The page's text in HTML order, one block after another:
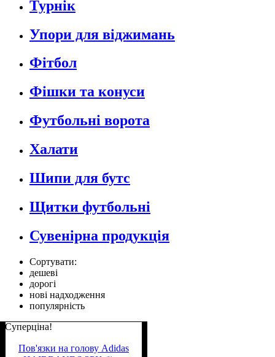
Турнік
Упори для віджимань
Фітбол
Фішки та конуси
Футбольні ворота
Халати
Шипи для бутс
Щитки футбольні
Сувенірна продукція
Сортувати:
дешеві
дорогі
нові надходження
популярність
Суперціна!
Пов'язки на голову Adidas